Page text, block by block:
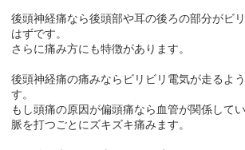
後頭神経痛なら後頭部や耳の後ろの部分がビ
はずです。
さらに痛み方にも特徴があります。
後頭神経痛の痛みならビリビリ電気が走るよ
す。
もし頭痛の原因が偏頭痛なら血管が関係して
脈を打つごとにズキズキ痛みます。